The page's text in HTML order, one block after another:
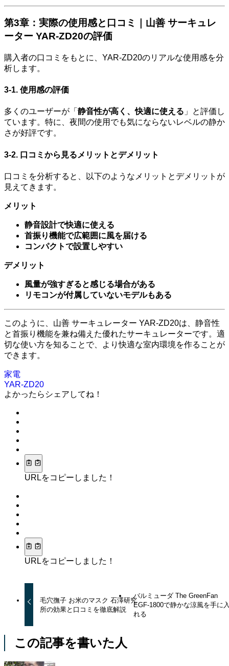
第3章：実際の使用感と口コミ｜山善 サーキュレ
ーター YAR-ZD20の評価
購入者の口コミをもとに、YAR-ZD20のリアルな使用感を分
析します。
3-1. 使用感の評価
多くのユーザーが「 静音性が高く、快適に使える 」と評価し
ています。特に、夜間の使用でも気にならないレベルの静か
さが好評です。
3-2. 口コミから見るメリットとデメリット
口コミを分析すると、以下のようなメリットとデメリットが
見えてきます。
メリット
静音設計で快適に使える
首振り機能で広範囲に風を届ける
コンパクトで設置しやすい
デメリット
風量が強すぎると感じる場合がある
リモコンが付属していないモデルもある
このように、山善 サーキュレーター YAR-ZD20は、静音性
と首振り機能を兼ね備えた優れたサーキュレーターです。適
切な使い方を知ることで、より快適な室内環境を作ることが
できます。
家電
YAR-ZD20
よかったらシェアしてね！
URLをコピーしました！
URLをコピーしました！
毛穴撫子 お米のマスク 石澤研究
所の効果と口コミを徹底解説
バルミューダ The GreenFan
EGF-1800で静かな涼風を手に
れる
この記事を書いた人